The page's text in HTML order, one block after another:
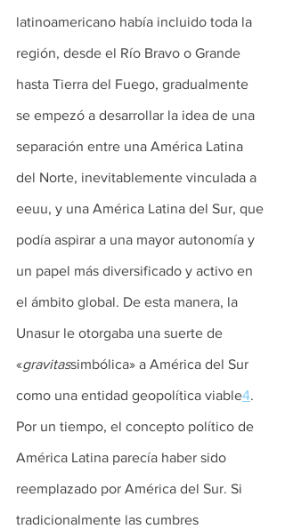
latinoamericano había incluido toda la
región, desde el Río Bravo o Grande
hasta Tierra del Fuego, gradualmente
se empezó a desarrollar la idea de una
separación entre una América Latina
del Norte, inevitablemente vinculada a
eeuu, y una América Latina del Sur, que
podía aspirar a una mayor autonomía y
un papel más diversificado y activo en
el ámbito global. De esta manera, la
Unasur le otorgaba una suerte de
«gravitassimbólica» a América del Sur
como una entidad geopolítica viable4.
Por un tiempo, el concepto político de
América Latina parecía haber sido
reemplazado por América del Sur. Si
tradicionalmente las cumbres